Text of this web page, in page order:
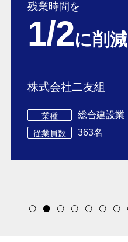
残業時間を
1/2に削減
株式会社二友組
業種 総合建設業
従業員数 363名